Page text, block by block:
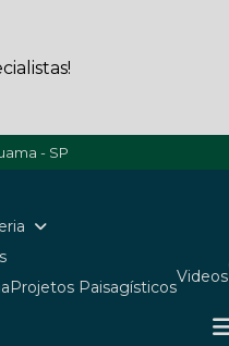
- SP
Projetos Paisagísticos
Videos